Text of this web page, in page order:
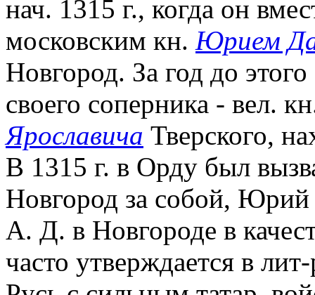
нач. 1315 г., когда он
московским кн. Юрием
Новгород. За год до
своего соперника - вел.
Ярославича Тверского,
В 1315 г. в Орду был
Новгород за собой, Юрий
А. Д. в Новгороде в
часто утверждается в